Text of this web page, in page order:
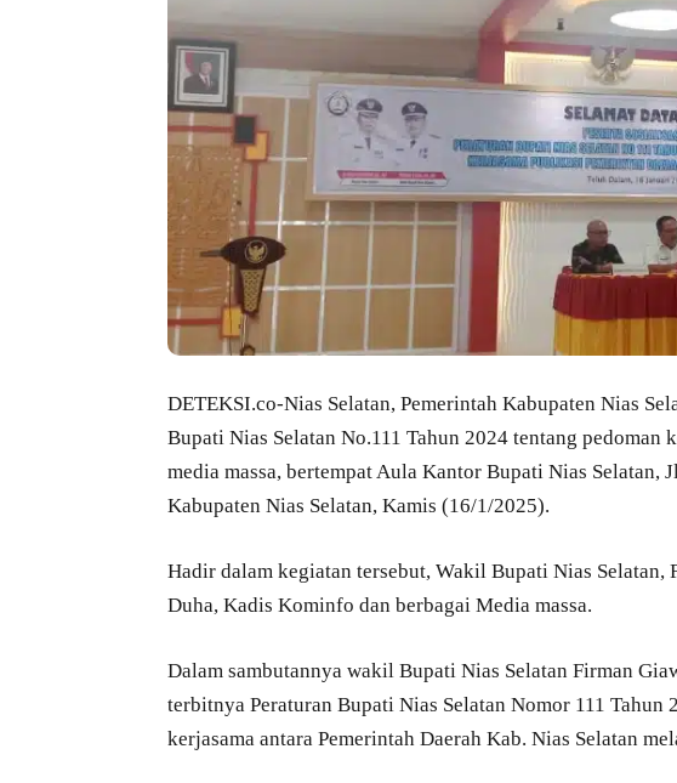
DETEKSI.co-Nias Selatan, Pemerintah Kabupaten Nias
Bupati Nias Selatan No.111 Tahun 2024 tentang pedoman
media massa, bertempat Aula Kantor Bupati Nias Selatan,
Kabupaten Nias Selatan, Kamis (16/1/2025).
Hadir dalam kegiatan tersebut, Wakil Bupati Nias Selatan,
Duha, Kadis Kominfo dan berbagai Media massa.
Dalam sambutannya wakil Bupati Nias Selatan Firman
terbitnya Peraturan Bupati Nias Selatan Nomor 111 Tahun
kerjasama antara Pemerintah Daerah Kab. Nias Selatan